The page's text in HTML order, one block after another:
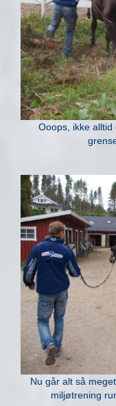
Ooops, ikke
Nu går alt så
miljøtrening